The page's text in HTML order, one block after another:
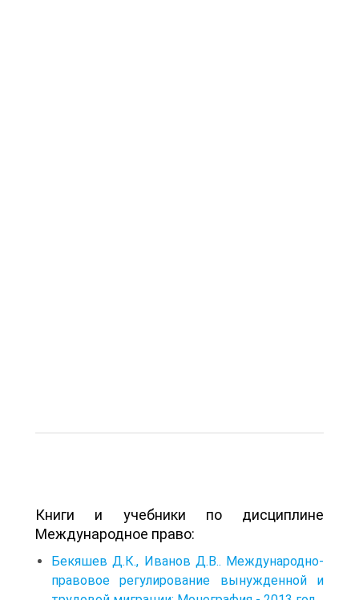
Книги и учебники по дисциплине
Международное право:
Бекяшев Д.К., Иванов Д.В.. Международно-
правовое регулирование вынужденной и